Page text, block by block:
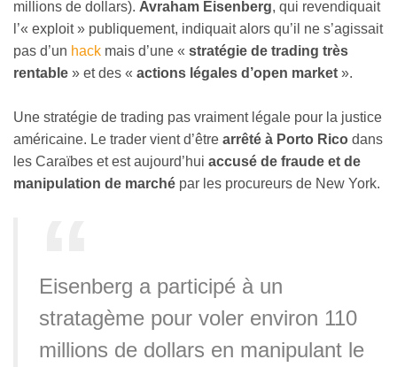
millions de dollars). Avraham Eisenberg, qui revendiquait
l’« exploit » publiquement, indiquait alors qu’il ne s’agissait
pas d’un hack mais d’une « stratégie de trading très
rentable » et des « actions légales d’open market ».
Une stratégie de trading pas vraiment légale pour la justice
américaine. Le trader vient d’être arrêté à Porto Rico dans
les Caraïbes et est aujourd’hui accusé de fraude et de
manipulation de marché par les procureurs de New York.
Eisenberg a participé à un
stratagème pour voler environ 110
millions de dollars en manipulant le